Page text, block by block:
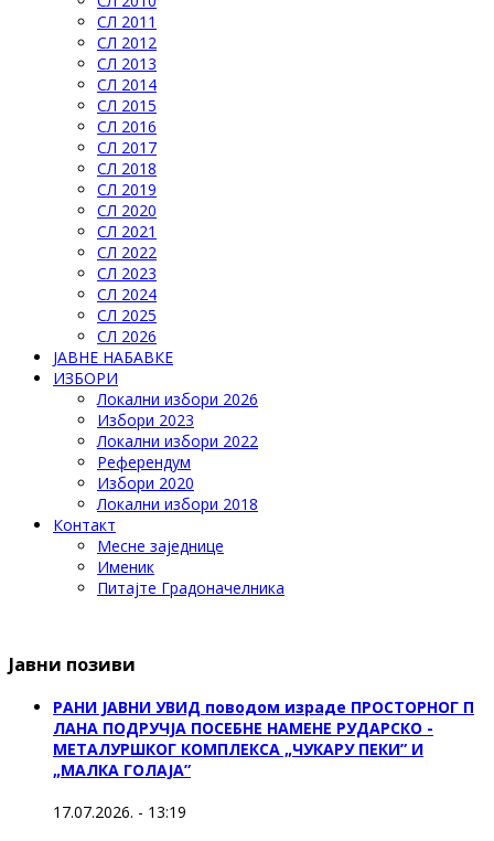
СЛ 2011
СЛ 2012
СЛ 2013
СЛ 2014
СЛ 2015
СЛ 2016
СЛ 2017
СЛ 2018
СЛ 2019
СЛ 2020
СЛ 2021
СЛ 2022
СЛ 2023
СЛ 2024
СЛ 2025
СЛ 2026
ЈАВНЕ НАБАВКЕ
ИЗБОРИ
Локални избори 2026
Избори 2023
Локални избори 2022
Референдум
Избори 2020
Локални избори 2018
Контакт
Месне заједнице
Именик
Питајте Градоначелника
Јавни позиви
РАНИ ЈАВНИ УВИД поводом израде ПРОСТОРНОГ П
ЛАНА ПОДРУЧЈА ПОСЕБНЕ НАМЕНЕ РУДАРСКО -
МЕТАЛУРШКОГ КОМПЛЕКСА „ЧУКАРУ ПЕКИ” И
„МАЛКА ГОЛАЈА”
17.07.2026. - 13:19